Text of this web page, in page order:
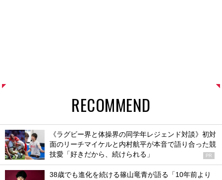
RECOMMEND
《ラグビー界と体操界の同学年レジェンド対談》初対
面のリーチマイケルと内村航平が本音で語り合った競
技愛「好きだから、続けられる」
PR
38歳でも進化を続ける篠山竜青が語る「10年前より